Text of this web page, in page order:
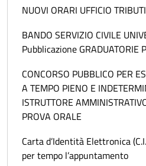
NUOVI ORARI UFFICIO TRIBUTI
BANDO SERVIZIO CIVILE
Pubblicazione GRADUATORIE
CONCORSO PUBBLICO PER
A TEMPO PIENO E
ISTRUTTORE
PROVA ORALE
Carta d’Identità Elettronica
per tempo l’appuntamento